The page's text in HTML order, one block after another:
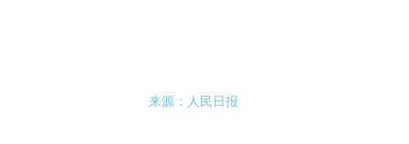
来源：人民日报